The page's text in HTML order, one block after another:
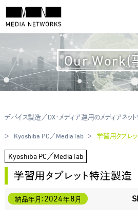
Our Work(
デバイス製造／DX・メディア運用のメディアネット
Kyoshiba PC／MediaTab 学習用タブレ
Kyoshiba PC／MediaTab
学習用タブレット特注製造
納品年月： 2024年8 月